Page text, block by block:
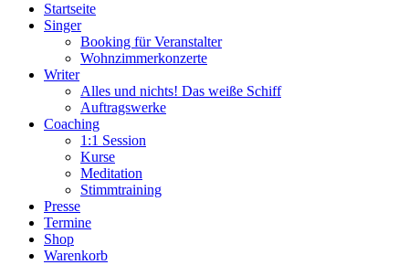
Startseite
Singer
Booking für Veranstalter
Wohnzimmerkonzerte
Writer
Alles und nichts! Das weiße Schiff
Auftragswerke
Coaching
1:1 Session
Kurse
Meditation
Stimmtraining
Presse
Termine
Shop
Warenkorb